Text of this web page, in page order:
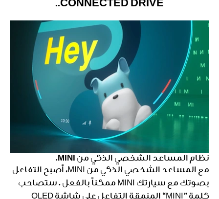
CONNECTED DRIVE..
نظام المساعد الشخصي الذكي من MINI.
مع المساعد الشخصي الذكي من MINI، أصبح التفاعل
بصوتك مع سيارتك MINI ممكناً بالفعل . ستصاحب
كلمة ”MINI“ المنمقة التفاعل على شاشة OLED